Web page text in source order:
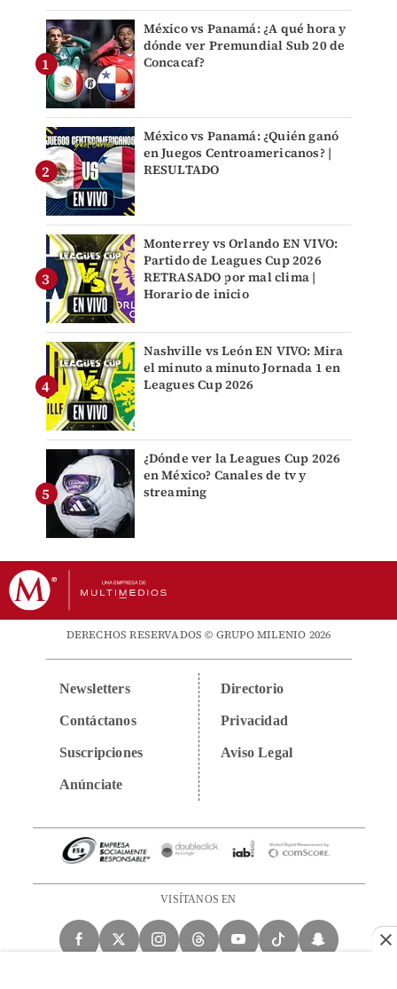
México vs Panamá: ¿A qué hora y
dónde ver Premundial Sub 20 de
Concacaf?
México vs Panamá: ¿Quién ganó
en Juegos Centroamericanos? |
RESULTADO
Monterrey vs Orlando EN VIVO:
Partido de Leagues Cup 2026
RETRASADO por mal clima |
Horario de inicio
Nashville vs León EN VIVO: Mira
el minuto a minuto Jornada 1 en
Leagues Cup 2026
¿Dónde ver la Leagues Cup 2026
en México? Canales de tv y
streaming
DERECHOS RESERVADOS © GRUPO MILENIO 2026
Newsletters
Contáctanos
Suscripciones
Anúnciate
Directorio
Privacidad
Aviso Legal
VISÍTANOS EN